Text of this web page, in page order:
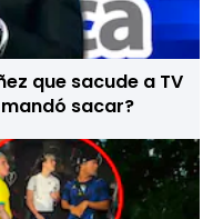
que sacude a TV
sacar?